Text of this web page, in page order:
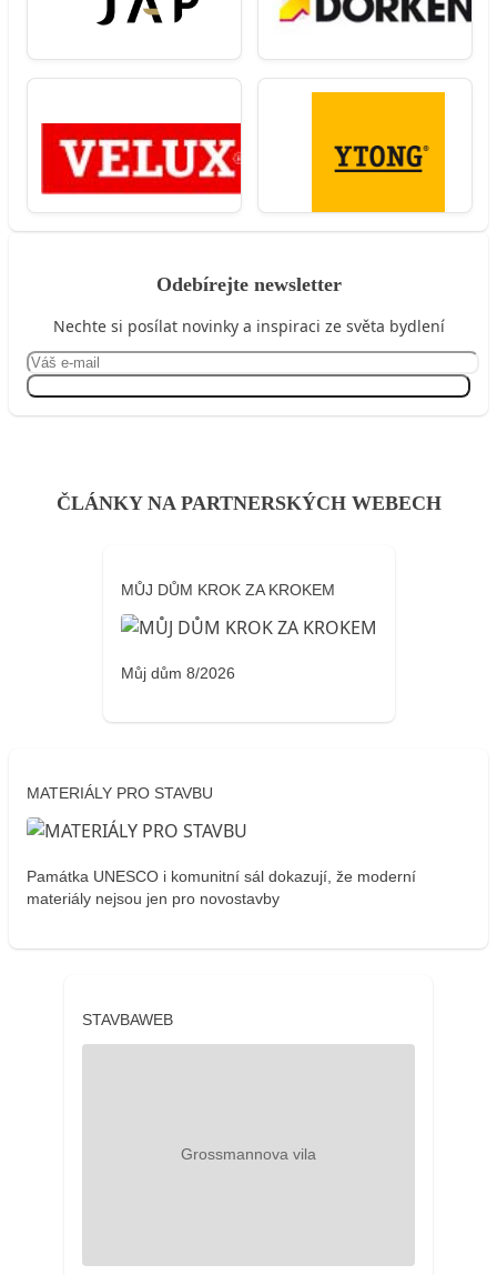
Odebírejte newsletter
Nechte si posílat novinky a inspiraci ze světa bydlení
ČLÁNKY NA PARTNERSKÝCH WEBECH
MŮJ DŮM KROK ZA KROKEM
Můj dům 8/2026
MATERIÁLY PRO STAVBU
Památka UNESCO i komunitní sál dokazují, že moderní
materiály nejsou jen pro novostavby
STAVBAWEB